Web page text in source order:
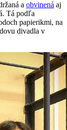
a obvinená aj
Tá podľa
papierikmi, na
divadla v